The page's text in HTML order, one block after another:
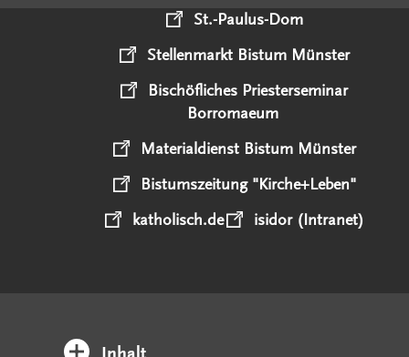
St.-Paulus-Dom
Stellenmarkt Bistum Münster
Bischöfliches Priesterseminar
Borromaeum
Materialdienst Bistum Münster
Bistumszeitung "Kirche+Leben"
katholisch.de
isidor (Intranet)
Inhalt